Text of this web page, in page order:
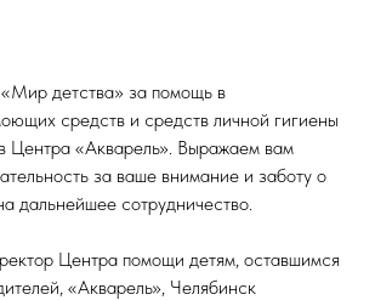
детства» за помощь в
средств и средств личной гигиены
Центра «Акварель». Выражаем вам
за ваше внимание и заботу о
дальнейшее сотрудничество.
Центра помощи детям, оставшимся
«Акварель», Челябинск